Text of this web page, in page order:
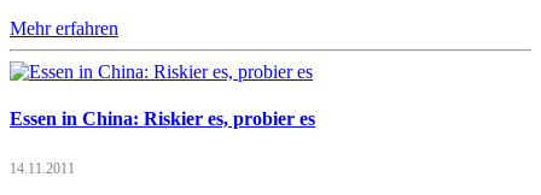
Mehr erfahren
Essen in China: Riskier es, probier es
14.11.2011